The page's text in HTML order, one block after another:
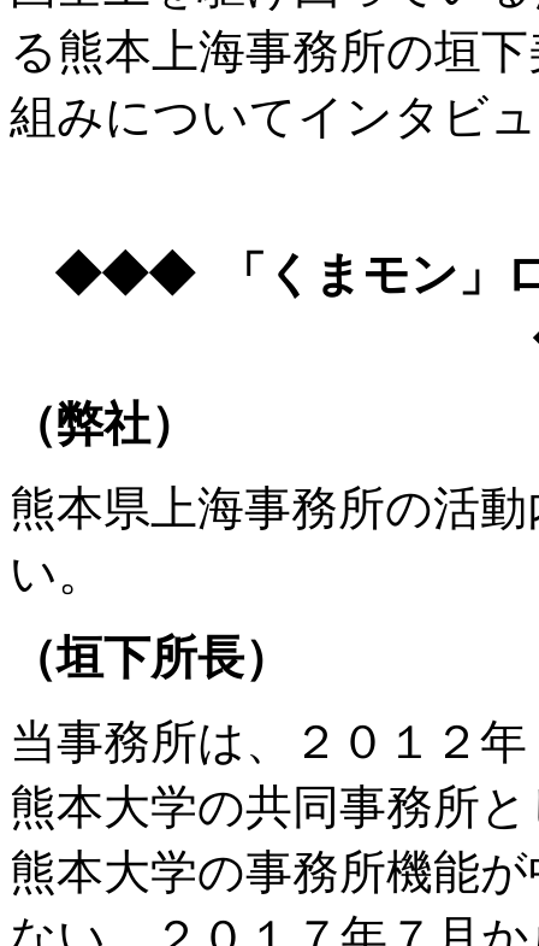
る熊本上海事務所の垣
組みについてインタビ
◆◆◆ 「くまモン」ロ
（弊社）
熊本県上海事務所の活
い。
（垣下所長）
当事務所は、２０１２
熊本大学の共同事務所
熊本大学の事務所機能